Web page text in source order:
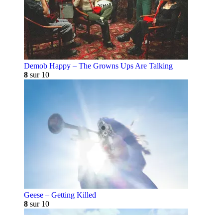
Demob Happy – The Growns Ups Are Talking
8 sur 10
Geese – Getting Killed
8 sur 10